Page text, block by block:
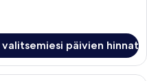
valitsemiesi päivien hinnat